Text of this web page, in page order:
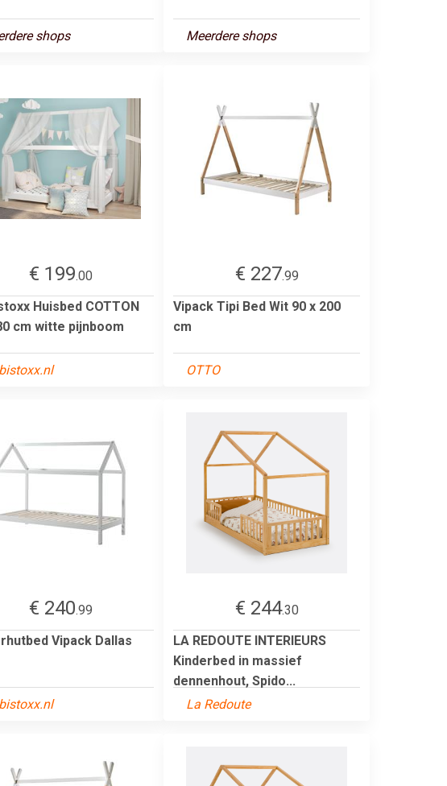
shops Meerdere shops
€ 199.00
Huisbed COTTON
cm witte pijnboom
€ 227.99
Vipack Tipi Bed Wit 90 x 200
cm
OTTO
€ 240.99
Vipack Dallas
€ 244.30
LA REDOUTE INTERIEURS
Kinderbed in massief
dennenhout, Spido...
La Redoute